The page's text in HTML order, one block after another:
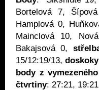
Bortelová 7,
Hamplová 0,
Mainclová 10,
Bakajsová 0,
15/12:19/13,doskoky
body z
čtvrtiny: 27:21,